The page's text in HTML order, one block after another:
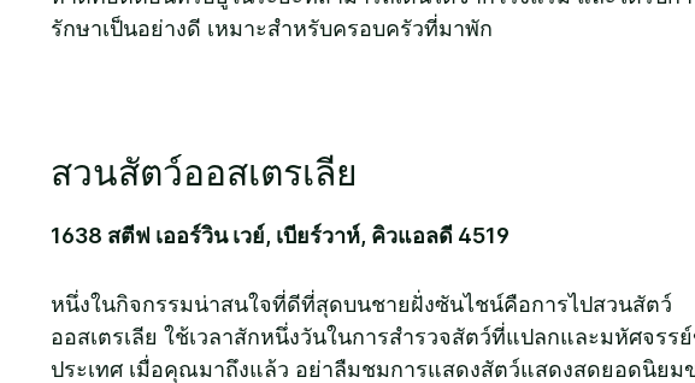
รักษาเป็นอย่างดี เหมาะสำหรับครอบครัวที่มาพัก
สวนสัตว์ออสเตรเลีย
1638 สตีฟ เออร์วิน เวย์, เบียร์วาห์, คิวแอลดี 4519
หนึ่งในกิจกรรมน่าสนใจที่ดีที่สุดบนชายฝั่งซันไชน์คือการไปสวนสัตว์
ออสเตรเลีย ใช้เวลาสักหนึ่งวันในการสำรวจสัตว์ที่แปลกและมหัศจรร
ประเทศ เมื่อคุณมาถึงแล้ว อย่าลืมชมการแสดงสัตว์แสดงสดยอดนิยม